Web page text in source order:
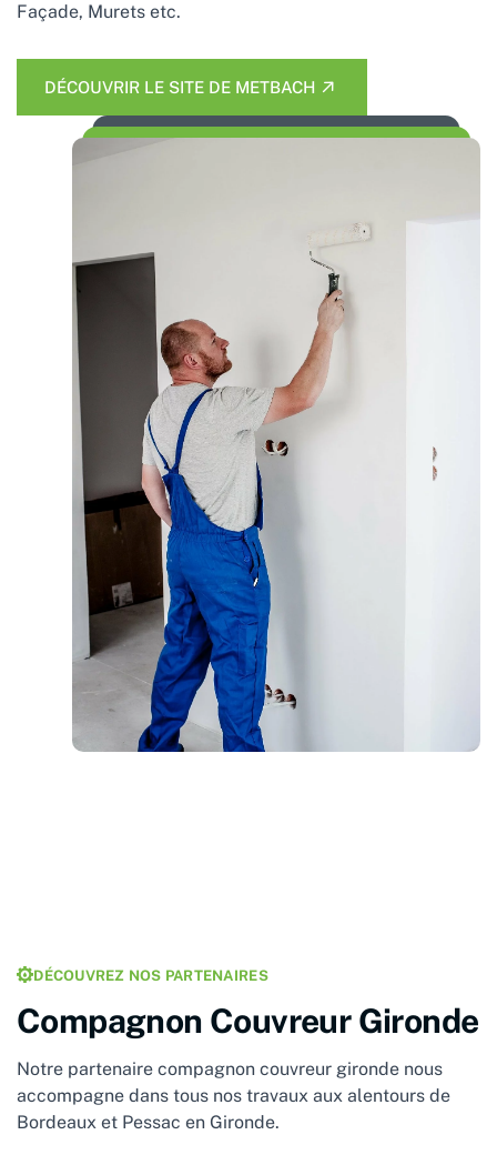
Façade, Murets etc.
DÉCOUVRIR LE SITE DE METBACH
DÉCOUVREZ NOS PARTENAIRES
Compagnon Couvreur Gironde
Notre partenaire compagnon couvreur gironde nous
accompagne dans tous nos travaux aux alentours de
Bordeaux et Pessac en Gironde.